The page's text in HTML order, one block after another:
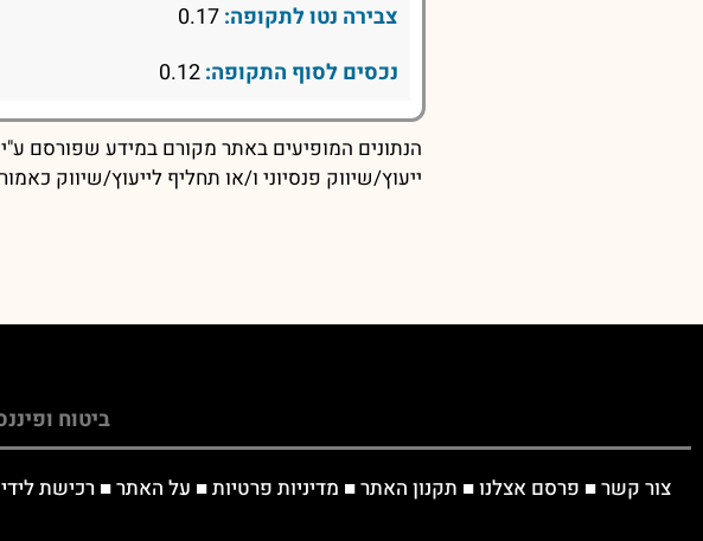
צבירה נטו לתקופה:
נכסים לסוף התקופה:
הנתונים המופיעים באתר מקורם במידע שפורסם
ייעוץ/שיווק פנסיוני ו/או תחליף לייעוץ/שיווק
ביטוח
צור קשר■ פרסם אצלנו■ תקנון האתר■ מדיניות פרטיות■ על האתר■רכישת